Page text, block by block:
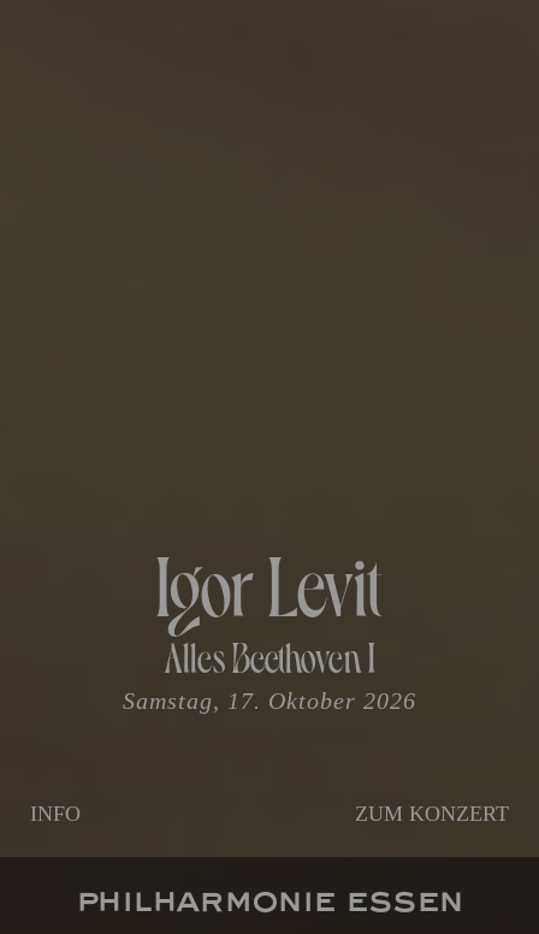
Igor Levit
Alles Beethoven I
Samstag, 17. Oktober 2026
ZUM KONZERT
INFO
PHILHARMONIE ESSEN